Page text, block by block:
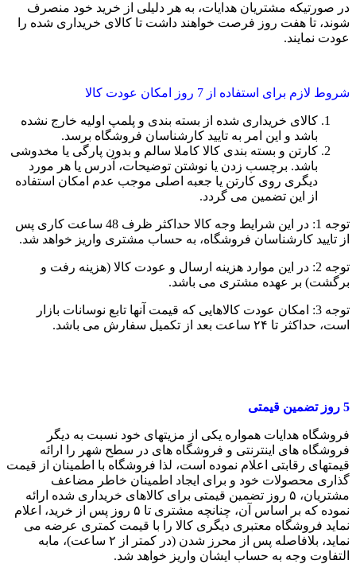
در صورتیکه مشتریان هدایات، به هر دلیلی از خرید خود منصرف
شوند، تا هفت روز فرصت خواهند داشت تا کالای خریداری شده را
عودت نمایند.
شروط لازم برای استفاده از 7 روز امکان عودت کالا
کالای خریداری شده از بسته بندی و پلمپ اولیه خارج نشده
باشد و این امر به تایید کارشناسان فروشگاه برسد.
کارتن و بسته بندی کالا کاملا سالم و بدون پارگی یا مخدوشی
باشد. برچسب زدن یا نوشتن توضیحات، آدرس یا هر مورد
دیگری روی کارتن یا جعبه اصلی موجب عدم امکان استفاده
از این تضمین می گردد.
توجه 1: در این شرایط وجه کالا حداکثر ظرف 48 ساعت کاری پس
از تایید کارشناسان فروشگاه، به حساب مشتری واریز خواهد شد.
توجه 2: در این موارد هزینه ارسال و عودت کالا (هزینه رفت و
برگشت) بر عهده مشتری می باشد.
توجه 3: امکان عودت کالاهایی که قیمت آنها تابع نوسانات بازار
است، حداکثر تا ۲۴ ساعت بعد از تکمیل سفارش می باشد.
5 روز تضمین قیمتی
فروشگاه هدایات همواره یکی از مزیتهای خود نسبت به دیگر
فروشگاه های اینترنتی و فروشگاه های در سطح شهر را ارائه
قیمتهای رقابتی اعلام نموده است، لذا فروشگاه با اطمینان از قیمت
گذاری محصولات خود و برای ایجاد اطمینان خاطر مضاعف
مشتریان، ۵ روز تضمین قیمتی برای کالاهای خریداری شده ارائه
نموده که بر اساس آن، چنانچه مشتری تا ۵ روز پس از خرید، اعلام
نماید فروشگاه معتبری دیگری کالا را با قیمت کمتری عرضه می
نماید، بلافاصله پس از محرز شدن (در کمتر از ۲ ساعت)، مابه
التفاوت وجه به حساب ایشان واریز خواهد شد.